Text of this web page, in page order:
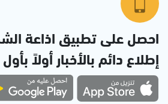
احصل على تطبيق اذاعة
إطلاع دائم بالأخبار أولاً بأول